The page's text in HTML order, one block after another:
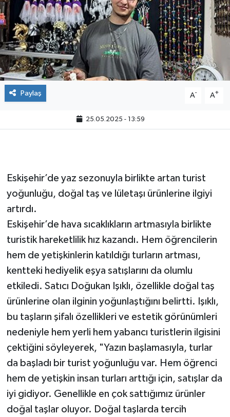
Paylaş A- A+
25.05.2025 - 13:59
Eskişehir’de yaz sezonuyla birlikte artan turist
yoğunluğu, doğal taş ve lületaşı ürünlerine ilgiyi
artırdı.
Eskişehir’de hava sıcaklıkların artmasıyla birlikte
turistik hareketlilik hız kazandı. Hem öğrencilerin
hem de yetişkinlerin katıldığı turların artması,
kentteki hediyelik eşya satışlarını da olumlu
etkiledi. Satıcı Doğukan Işıklı, özellikle doğal taş
ürünlerine olan ilginin yoğunlaştığını belirtti. Işıklı,
bu taşların şifalı özellikleri ve estetik görünümleri
nedeniyle hem yerli hem yabancı turistlerin ilgisini
çektiğini söyleyerek, "Yazın başlamasıyla, turlar
da başladı bir turist yoğunluğu var. Hem öğrenci
hem de yetişkin insan turları arttığı için, satışlar da
iyi gidiyor. Genellikle en çok sattığımız ürünler
doğal taşlar oluyor. Doğal taşlarda tercih